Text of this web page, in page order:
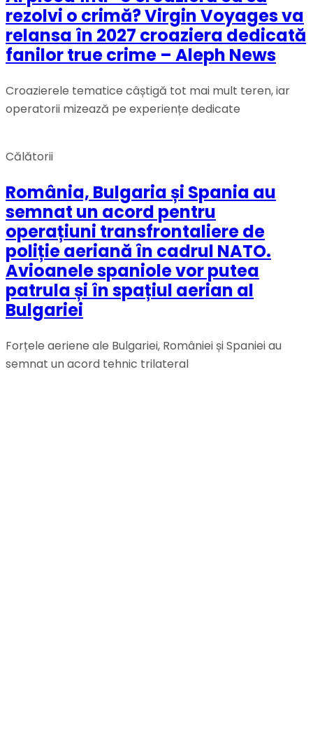
rezolvi o crimă? Virgin Voyages va
relansa în 2027 croaziera dedicată
fanilor true crime – Aleph News
Croazierele tematice câștigă tot mai mult teren, iar
operatorii mizează pe experiențe dedicate
Călătorii
România, Bulgaria și Spania au
semnat un acord pentru
operațiuni transfrontaliere de
poliție aeriană în cadrul NATO.
Avioanele spaniole vor putea
patrula și în spațiul aerian al
Bulgariei
Forțele aeriene ale Bulgariei, României și Spaniei au
semnat un acord tehnic trilateral